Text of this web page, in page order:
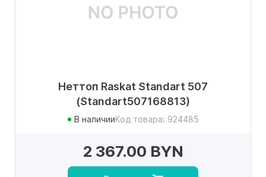
Неттоп Raskat Standart 507
(Standart507168813)
В наличииКод товара: 924485
2 367.00 BYN